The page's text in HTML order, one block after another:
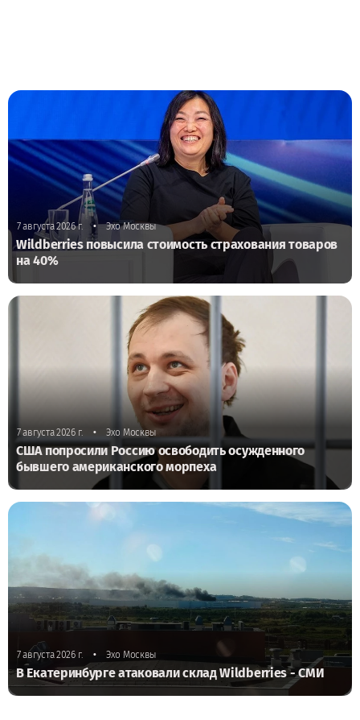
7 августа 2026 г. • Эхо Москвы
Wildberries повысила стоимость страхования товаров
на 40%
7 августа 2026 г. • Эхо Москвы
США попросили Россию освободить осужденного
бывшего американского морпеха
7 августа 2026 г. • Эхо Москвы
В Екатеринбурге атаковали склад Wildberries - СМИ